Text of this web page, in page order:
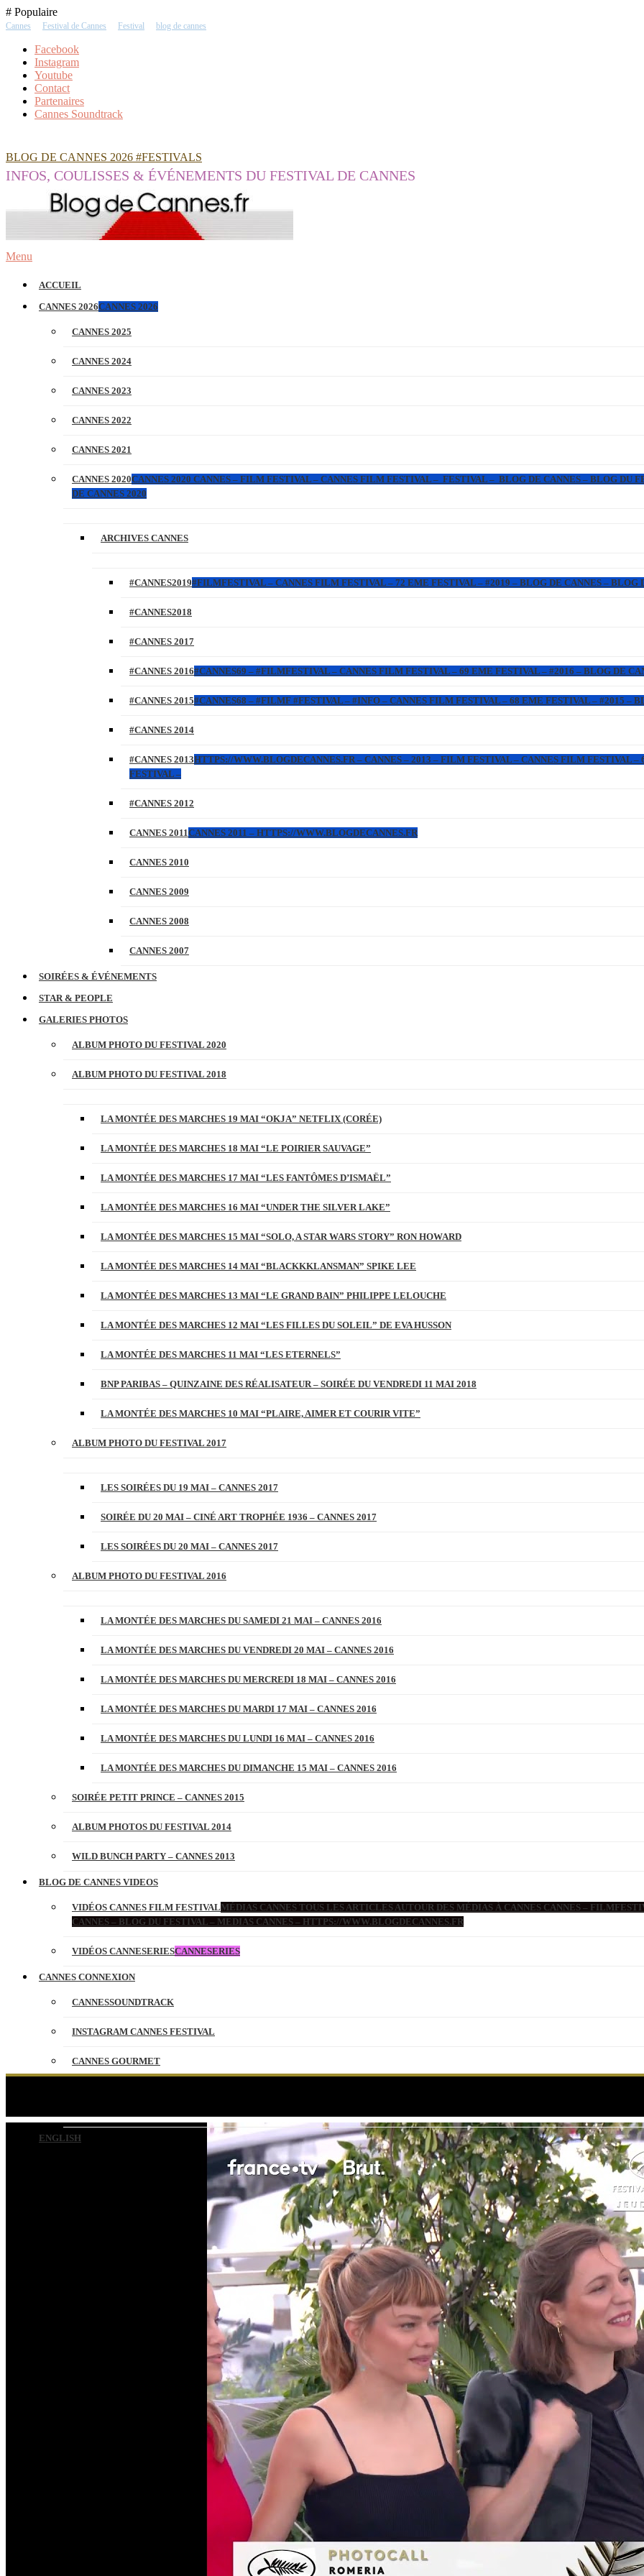
Skip
To
# Populaire
Cannes Festival de Cannes Festival blog de cannes
Facebook
Instagram
Youtube
Contact
Partenaires
Cannes Soundtrack
BLOG DE CANNES 2026 #FESTIVALS
INFOS, COULISSES & ÉVÉNEMENTS DU FESTIVAL DE CANNES
Menu
ACCUEIL
CANNES 2026CANNES 2026
CANNES 2025
CANNES 2024
CANNES 2023
CANNES 2022
CANNES 2021
CANNES 2020CANNES 2020 CANNES – FILM FESTIVAL – CANNES FILM FESTIVAL – FESTIVAL – BLOG DE CANNES – BLOG DU
DE CANNES 2020
ARCHIVES CANNES
#CANNES2019#FILMFESTIVAL – CANNES FILM FESTIVAL – 72 EME FESTIVAL – #2019 – BLOG DE CANNES – BLOG
#CANNES2018
#CANNES 2017
#CANNES 2016#CANNES69 – #FILMFESTIVAL – CANNES FILM FESTIVAL – 69 EME FESTIVAL – #2016 – BLOG DE
#CANNES 2015#CANNES68 – #FILMF #FESTIVAL – #INFO – CANNES FILM FESTIVAL – 68 EME FESTIVAL – #2015 –
#CANNES 2014
#CANNES 2013HTTPS://WWW.BLOGDECANNES.FR – CANNES – 2013 – FILM FESTIVAL – CANNES FILM FESTIVAL
FESTIVAL –
#CANNES 2012
CANNES 2011CANNES 2011 – HTTPS://WWW.BLOGDECANNES.FR
CANNES 2010
CANNES 2009
CANNES 2008
CANNES 2007
SOIRÉES & ÉVÉNEMENTS
STAR & PEOPLE
GALERIES PHOTOS
ALBUM PHOTO DU FESTIVAL 2020
ALBUM PHOTO DU FESTIVAL 2018
LA MONTÉE DES MARCHES 19 MAI “OKJA” NETFLIX (CORÉE)
LA MONTÉE DES MARCHES 18 MAI “LE POIRIER SAUVAGE”
LA MONTÉE DES MARCHES 17 MAI “LES FANTÔMES D’ISMAËL”
LA MONTÉE DES MARCHES 16 MAI “UNDER THE SILVER LAKE”
LA MONTÉE DES MARCHES 15 MAI “SOLO, A STAR WARS STORY” RON HOWARD
LA MONTÉE DES MARCHES 14 MAI “BLACKKKLANSMAN” SPIKE LEE
LA MONTÉE DES MARCHES 13 MAI “LE GRAND BAIN” PHILIPPE LELOUCHE
LA MONTÉE DES MARCHES 12 MAI “LES FILLES DU SOLEIL” DE EVA HUSSON
LA MONTÉE DES MARCHES 11 MAI “LES ETERNELS”
BNP PARIBAS – QUINZAINE DES RÉALISATEUR – SOIRÉE DU VENDREDI 11 MAI 2018
LA MONTÉE DES MARCHES 10 MAI “PLAIRE, AIMER ET COURIR VITE”
ALBUM PHOTO DU FESTIVAL 2017
LES SOIRÉES DU 19 MAI – CANNES 2017
SOIRÉE DU 20 MAI – CINÉ ART TROPHÉE 1936 – CANNES 2017
LES SOIRÉES DU 20 MAI – CANNES 2017
ALBUM PHOTO DU FESTIVAL 2016
LA MONTÉE DES MARCHES DU SAMEDI 21 MAI – CANNES 2016
LA MONTÉE DES MARCHES DU VENDREDI 20 MAI – CANNES 2016
LA MONTÉE DES MARCHES DU MERCREDI 18 MAI – CANNES 2016
LA MONTÉE DES MARCHES DU MARDI 17 MAI – CANNES 2016
LA MONTÉE DES MARCHES DU LUNDI 16 MAI – CANNES 2016
LA MONTÉE DES MARCHES DU DIMANCHE 15 MAI – CANNES 2016
SOIRÉE PETIT PRINCE – CANNES 2015
ALBUM PHOTOS DU FESTIVAL 2014
WILD BUNCH PARTY – CANNES 2013
BLOG DE CANNES VIDEOS
VIDÉOS CANNES FILM FESTIVALMÉDIAS CANNES TOUS LES ARTICLES AUTOUR DES MÉDIAS À CANNES CANNES –
CANNES – BLOG DU FESTIVAL – MEDIAS CANNES – HTTPS://WWW.BLOGDECANNES.FR
VIDÉOS CANNESERIESCANNESERIES
CANNES CONNEXION
CANNESSOUNDTRACK
INSTAGRAM CANNES FESTIVAL
CANNES GOURMET
ENGLISH